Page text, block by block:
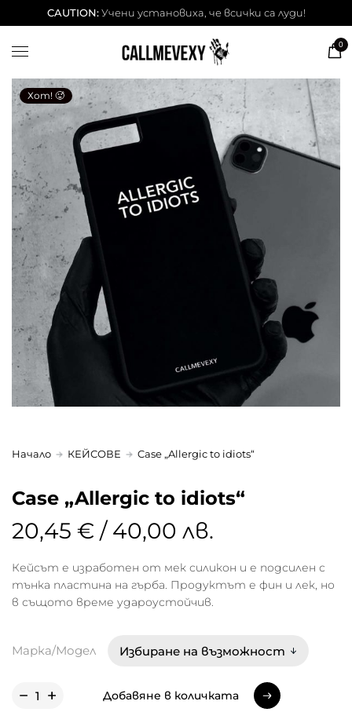
CAUTION:Учени установиха, че всички са луди!
0
ТЕНИСКИ
ЧАШИ
КЕЙСОВЕ
BESTSELLERS
ЛЕТНИ СЕТОВЕ
АКСЕСОАРИ
Our Cool Kids ✨
info@callmevexy.com
Хот! 🥵
Начало КЕЙСОВЕ Case „Allergic to idiots“
Case „Allergic to idiots“
20,45 € / 40,00 лв.
Кейсът е изработен от мек силикон и е подсилен с
тънка пластина на гърба. Продуктът е фин и лек, но
в същото време удароустойчив.
Марка/Модел
Добавяне в количката